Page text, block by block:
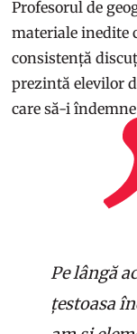
Profesorul de
materiale inedite
consistență
prezintă elevilor
care să-i
Pe lângă
țestoasa